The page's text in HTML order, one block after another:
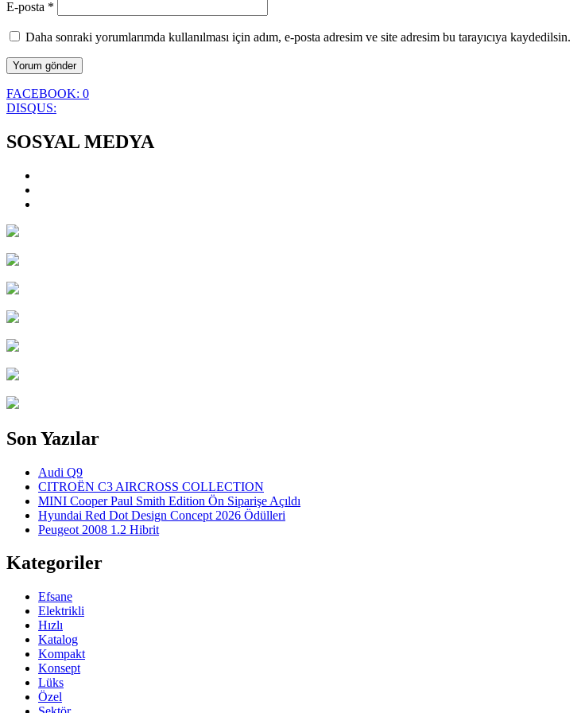
E-posta *
Daha sonraki yorumlarımda kullanılması için adım, e-posta adresim ve site adresim bu tarayıcıya kaydedilsin.
FACEBOOK: 0
DISQUS:
SOSYAL MEDYA
Son Yazılar
Audi Q9
CITROËN C3 AIRCROSS COLLECTION
MINI Cooper Paul Smith Edition Ön Siparişe Açıldı
Hyundai Red Dot Design Concept 2026 Ödülleri
Peugeot 2008 1.2 Hibrit
Kategoriler
Efsane
Elektrikli
Hızlı
Katalog
Kompakt
Konsept
Lüks
Özel